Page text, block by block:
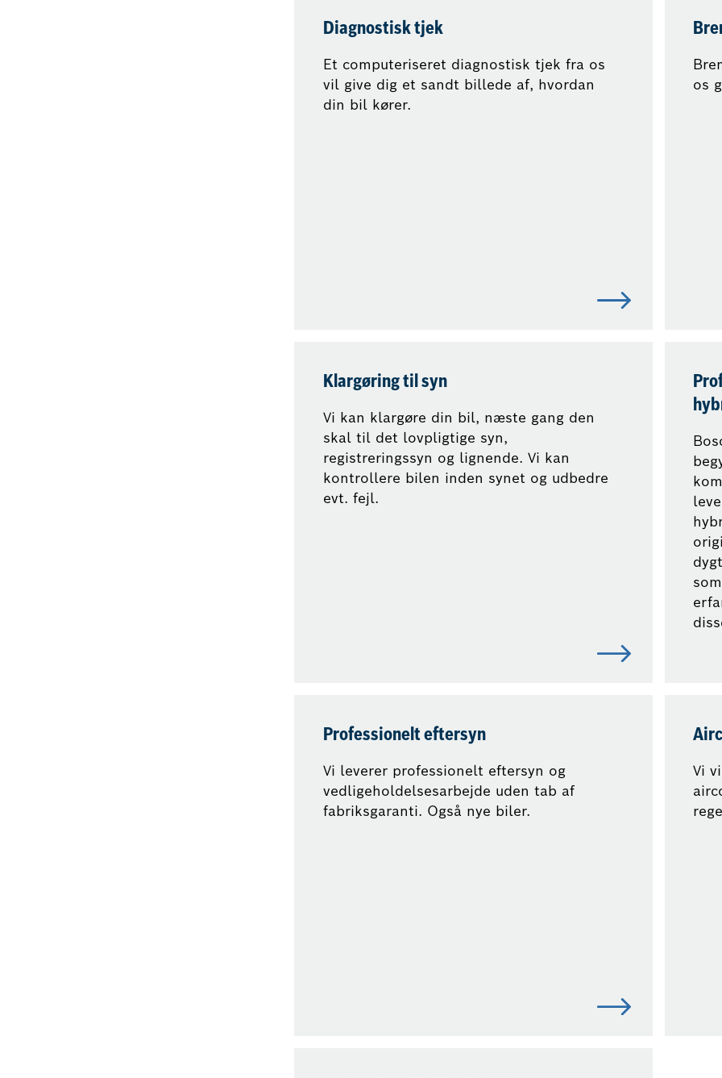
Diagnostisk tjek
Et computeriseret diagnostisk tjek fra os
vil give dig et sandt billede af, hvordan
din bil kører.
os
Klargøring til syn
Vi kan klargøre din bil, næste gang den
skal til det lovpligtige syn,
registreringssyn og lignende. Vi kan
kontrollere bilen inden synet og udbedre
evt. fejl.
Professionelt eftersyn
Vi leverer professionelt eftersyn og
vedligeholdelsesarbejde uden tab af
fabriksgaranti. Også nye biler.
Vi